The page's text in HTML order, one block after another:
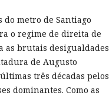
metro de Santiago
o regime de direita de
as brutais desigualdades
de Augusto
três décadas pelos
dominantes. Como as